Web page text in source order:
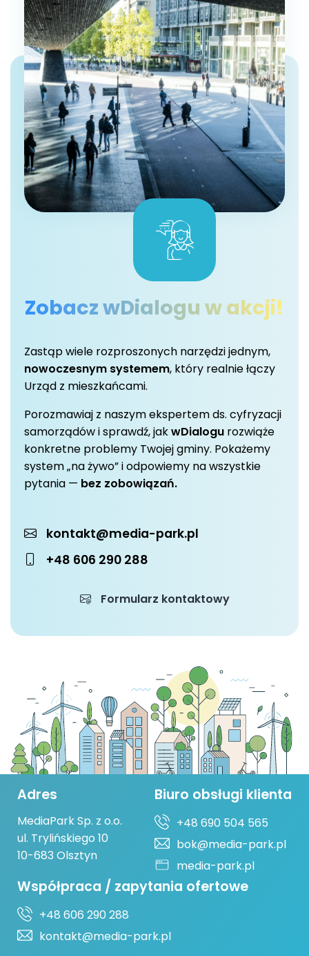
Zobacz wDialogu w akcji!
Zastąp wiele rozproszonych narzędzi jednym,
nowoczesnym systemem, który realnie łączy
Urząd z mieszkańcami.
Porozmawiaj z naszym ekspertem ds. cyfryzacji
samorządów i sprawdź, jakwDialogu rozwiąże
konkretne problemy Twojej gminy. Pokażemy
system „na żywo” i odpowiemy na wszystkie
pytania — bez zobowiązań.
kontakt@media-park.pl
+48 606 290 288
Formularz kontaktowy
Adres
MediaPark Sp. z o.o.
ul. Trylińskiego 10
10-683 Olsztyn
Biuro obsługi klienta
+48 690 504 565
bok@media-park.pl
media-park.pl
Współpraca / zapytania ofertowe
+48 606 290 288
kontakt@media-park.pl